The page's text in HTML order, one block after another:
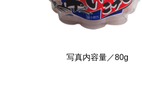
写真内容量／80g